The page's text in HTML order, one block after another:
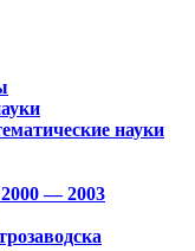
науки
— 2003